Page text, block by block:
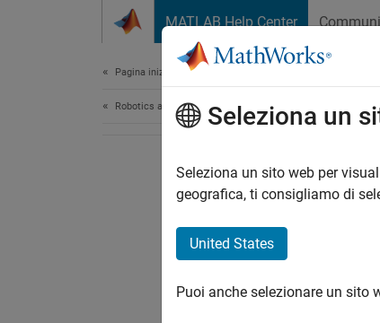
MATLAB Help Center
Pagina iniziale della documentazione
Robotics and Autonomous SystemsSeleziona un
Seleziona un sito web per
geografica, ti consigliamo di
United States
Puoi anche selezionare un sito